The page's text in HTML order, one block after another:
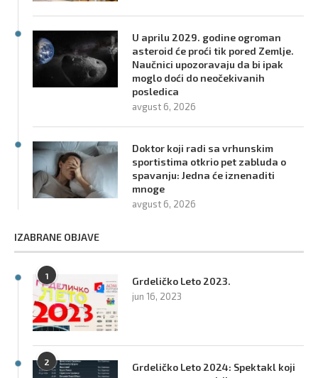
U aprilu 2029. godine ogroman
asteroid će proći tik pored Zemlje.
Naučnici upozoravaju da bi ipak
moglo doći do neočekivanih
posledica
avgust 6, 2026
Doktor koji radi sa vrhunskim
sportistima otkrio pet zabluda o
spavanju: Jedna će iznenaditi
mnoge
avgust 6, 2026
IZABRANE OBJAVE
1 Grdeličko Leto 2023.
jun 16, 2023
2
Grdeličko Leto 2024: Spektakl koji